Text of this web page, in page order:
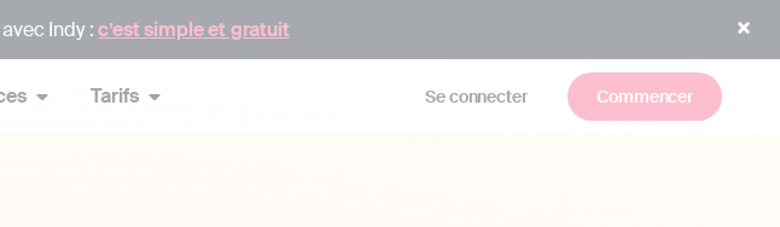
Indy :c’est simple et gratuit
Tarifs Se connecter Commencer